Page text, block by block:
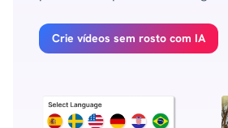
Crie vídeos sem rosto com IA